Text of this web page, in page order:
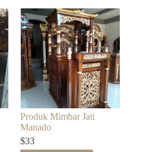
Produk Mimbar Jati
Manado
$33